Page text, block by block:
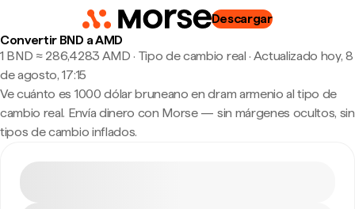
Descargar
Convertir BND a AMD
1 BND ≈ 286,4283 AMD · Tipo de cambio real · Actualizado hoy, 8
de agosto, 17:15
Ve cuánto es 1000 dólar bruneano en dram armenio al tipo de
cambio real. Envía dinero con Morse — sin márgenes ocultos, sin
tipos de cambio inflados.